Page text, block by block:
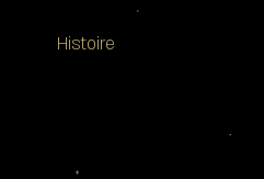
Histoire